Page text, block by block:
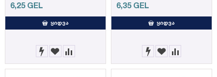
6,25 GEL
ᲧᲘᲓᲕᲐ
6,35 GEL
ᲧᲘᲓᲕᲐ